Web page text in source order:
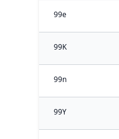
99e
99K
99n
99Y